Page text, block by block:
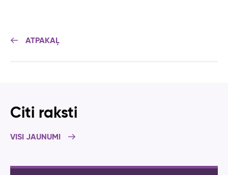
ATPAKAĻ
Citi raksti
VISI JAUNUMI